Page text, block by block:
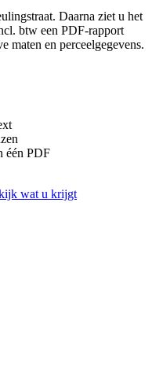
Daarna ziet u het
btw een PDF-rapport
maten en perceelgegevens.
één PDF
wat u krijgt